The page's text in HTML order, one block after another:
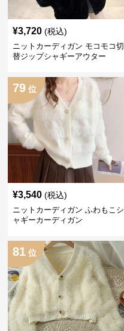
¥3,720 (税込)
ニットカーディガン モコモコ切
替ジップシャギーアウター
79 位
¥3,540 (税込)
ニットカーディガン ふわもこシ
ャギーカーディガン
81 位